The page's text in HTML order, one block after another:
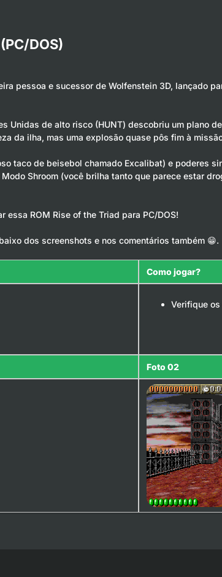
DOS)
pessoa e sucessor de Wolfenstein 3D, lançado
Unidas de alto risco (HUNT) descobriu um plano
da ilha, mas uma explosão quase pôs fim à
taco de beisebol chamado Excalibat) e poderes
Shroom (você brilha tanto que parece estar
essa ROM Rise of the Triad para PC/DOS!
dos screenshots e nos comentários também 😁.
Como jogar?
Verifique
Foto 02